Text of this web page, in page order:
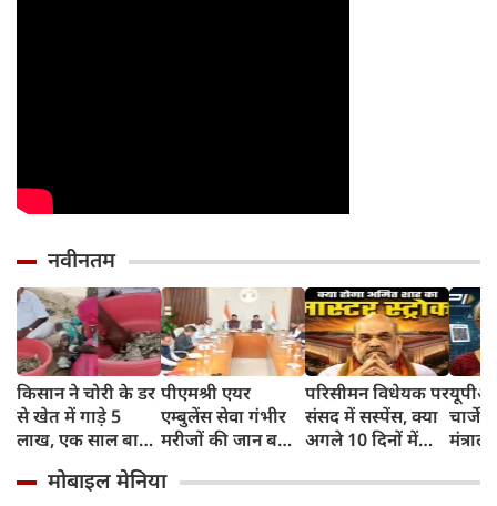
नवीनतम
किसान ने चोरी के डर
से खेत में गाड़े 5
लाख, एक साल बाद
कर चुकी थी पूरी
पीएमश्री एयर
एम्बुलेंस सेवा गंभीर
मरीजों की जान बचाने
सफलतम प्रयोग:
परिसीमन विधेयक पर
संसद में सस्पेंस, क्या
अगले 10 दिनों में
वाले हैं मास्टर स्ट्रोक?
चार्जेस
P2P
मोबाइल मेनिया